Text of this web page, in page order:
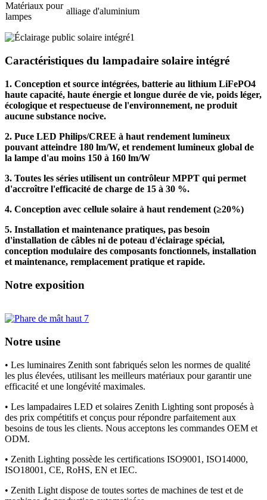
Matériaux pour
lampes
alliage d'aluminium
Caractéristiques du lampadaire solaire intégré
1. Conception et source intégrées, batterie au lithium LiFePO4
haute capacité, haute énergie et longue durée de vie, poids léger,
écologique et respectueuse de l'environnement, ne produit
aucune substance nocive.
2. Puce LED Philips/CREE à haut rendement lumineux
pouvant atteindre 180 lm/W, et rendement lumineux global de
la lampe d'au moins 150 à 160 lm/W
3. Toutes les séries utilisent un contrôleur MPPT qui permet
d'accroître l'efficacité de charge de 15 à 30 %.
4. Conception avec cellule solaire à haut rendement (≥20%)
5. Installation et maintenance pratiques, pas besoin
d'installation de câbles ni de poteau d'éclairage spécial,
conception modulaire des composants fonctionnels, installation
et maintenance, remplacement pratique et rapide.
Notre exposition
Notre usine
• Les luminaires Zenith sont fabriqués selon les normes de qualité
les plus élevées, utilisant les meilleurs matériaux pour garantir une
efficacité et une longévité maximales.
• Les lampadaires LED et solaires Zenith Lighting sont proposés à
des prix compétitifs et conçus pour répondre parfaitement aux
besoins de tous les clients. Nous acceptons les commandes OEM et
ODM.
• Zenith Lighting possède les certifications ISO9001, ISO14000,
ISO18001, CE, RoHS, EN et IEC.
• Zenith Light dispose de toutes sortes de machines de test et de